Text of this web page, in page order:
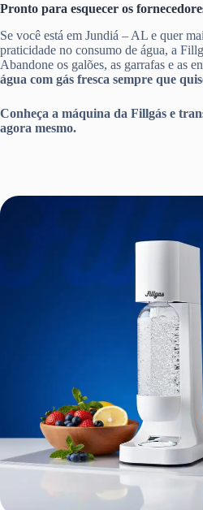
Pronto para esquecer os
Se você está em Jundiá – AL e quer
praticidade no consumo de água, a
Abandone os galões, as garrafas e as
água com gás fresca sempre que
Conheça a máquina da Fillgás e
agora mesmo.